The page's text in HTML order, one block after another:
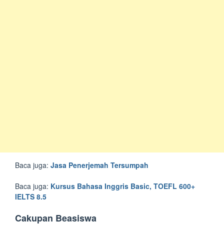
Baca juga: Jasa Penerjemah Tersumpah
Baca juga: Kursus Bahasa Inggris Basic, TOEFL 600+
IELTS 8.5
Cakupan Beasiswa